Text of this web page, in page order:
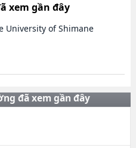
xem gần đây
University of Shimane
đã xem gần đây